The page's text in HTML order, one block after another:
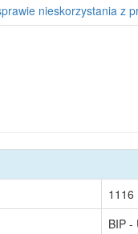
nieskorzystania z
1116
BIP -